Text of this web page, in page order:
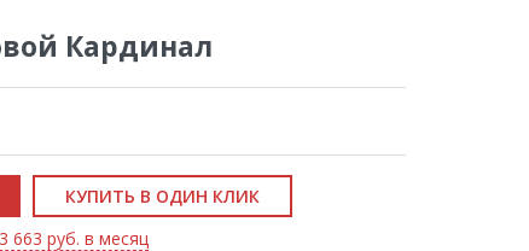
Кардинал
КУПИТЬ В ОДИН КЛИК
663 руб. в месяц